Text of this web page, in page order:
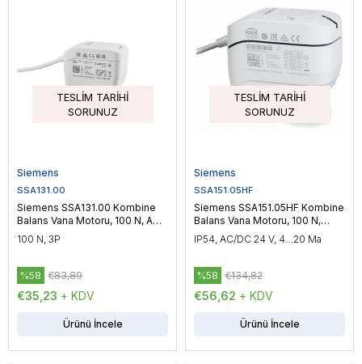
TESLIM TARIHI
SORUNUZ
Siemens
SSA131.00
Siemens SSA131.00 Kombine
Balans Vana Motoru, 100 N, AC
24 V, 67,5 sn
100 N, 3P
€35,23 + KDV
%58 €83,89
Ürünü İncele
TESLIM TARIHI
SORUNUZ
Siemens
SSA151.05HF
Siemens SSA151.05HF Kombine
Balans Vana Motoru, 100 N,
AC/DC 24 V, 25 sn
IP54, AC/DC 24 V, 4…20 Ma
€56,62 + KDV
%58 €134,82
Ürünü İncele